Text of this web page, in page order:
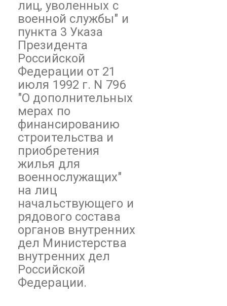
лиц, уволенных с
военной службы" и
пункта 3 Указа
Президента
Российской
Федерации от 21
июля 1992 г. N 796
"О дополнительных
мерах по
финансированию
строительства и
приобретения
жилья для
военнослужащих"
на лиц
начальствующего и
рядового состава
органов внутренних
дел Министерства
внутренних дел
Российской
Федерации.